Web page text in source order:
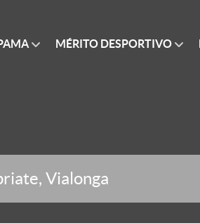
MÉRITO DESPORTIVO
Vialonga